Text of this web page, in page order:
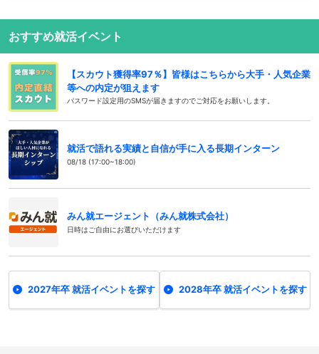
おすすめ就活イベント
【スカウト獲得率97％】皆様はこちらから大手・人気企業
等への内定が狙えます
パスワード設定用のSMSが届きますのでご対応をお願いします。
就活で語れる実績と自信が手に入る長期インターン
08/18 (17:00~18:00)
みん就エージェント（みん就株式会社）
日時はご自由にお選びいただけます
2027年卒 就活イベントを探す 2028年卒 就活イベントを探す